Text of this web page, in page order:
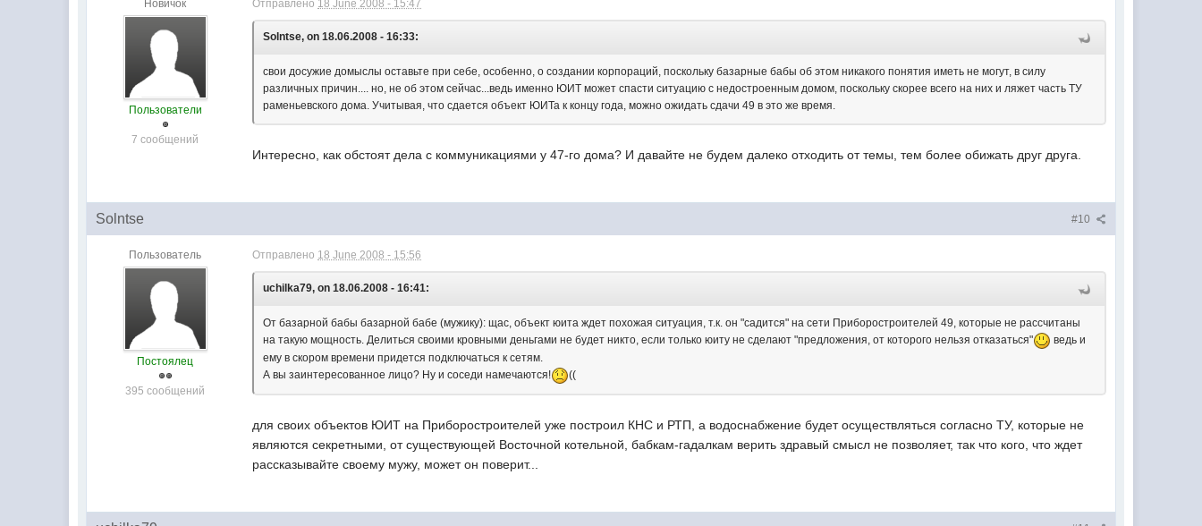
Новичок
Пользователи
7 сообщений
Отправлено 18 June 2008 - 15:47
Solntse, on 18.06.2008 - 16:33:
свои досужие домыслы оставьте при себе, особенно, о создании корпораций, поскольку базарные бабы об этом никакого понятия иметь не могут, в силу
различных причин.... но, не об этом сейчас...ведь именно ЮИТ может спасти ситуацию с недостроенным домом, поскольку скорее всего на них и ляжет часть ТУ
раменьевского дома. Учитывая, что сдается объект ЮИТа к концу года, можно ожидать сдачи 49 в это же время.
Интересно, как обстоят дела с коммуникациями у 47-го дома? И давайте не будем далеко отходить от темы, тем более обижать друг друга.
#10
Solntse
Пользователь
Постоялец
395 сообщений
Отправлено 18 June 2008 - 15:56
uchilka79, on 18.06.2008 - 16:41:
От базарной бабы базарной бабе (мужику): щас, объект юита ждет похожая ситуация, т.к. он "садится" на сети Приборостроителей 49, которые не рассчитаны
на такую мощность. Делиться своими кровными деньгами не будет никто, если только юиту не сделают "предложения, от которого нельзя отказаться"
ведь и
ему в скором времени придется подключаться к сетям.
А вы заинтересованное лицо? Ну и соседи намечаются!
((
для своих объектов ЮИТ на Приборостроителей уже построил КНС и РТП, а водоснабжение будет осуществляться согласно ТУ, которые не
являются секретными, от существующей Восточной котельной, бабкам-гадалкам верить здравый смысл не позволяет, так что кого, что ждет
рассказывайте своему мужу, может он поверит...